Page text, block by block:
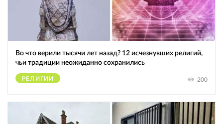
Во что верили тысячи лет назад? 12 исчезнувших религий,
чьи традиции неожиданно сохранились
РЕЛИГИИ 200